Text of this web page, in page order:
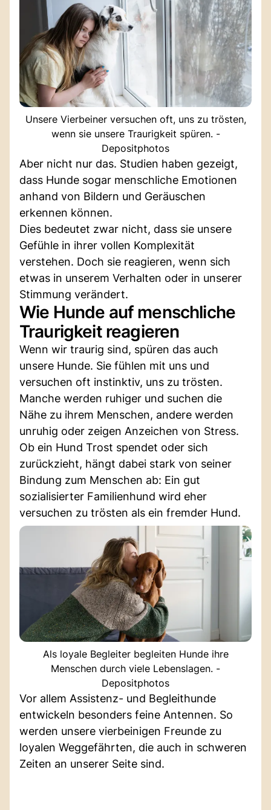
Unsere Vierbeiner versuchen oft, uns zu trösten,
wenn sie unsere Traurigkeit spüren. -
Depositphotos
Aber nicht nur das. Studien haben gezeigt,
dass Hunde sogar menschliche Emotionen
anhand von Bildern und Geräuschen
erkennen können.
Dies bedeutet zwar nicht, dass sie unsere
Gefühle in ihrer vollen Komplexität
verstehen. Doch sie reagieren, wenn sich
etwas in unserem Verhalten oder in unserer
Stimmung verändert.
Wie Hunde auf menschliche
Traurigkeit reagieren
Wenn wir traurig sind, spüren das auch
unsere Hunde. Sie fühlen mit uns und
versuchen oft instinktiv, uns zu trösten.
Manche werden ruhiger und suchen die
Nähe zu ihrem Menschen, andere werden
unruhig oder zeigen Anzeichen von Stress.
Ob ein Hund Trost spendet oder sich
zurückzieht, hängt dabei stark von seiner
Bindung zum Menschen ab: Ein gut
sozialisierter Familienhund wird eher
versuchen zu trösten als ein fremder Hund.
Als loyale Begleiter begleiten Hunde ihre
Menschen durch viele Lebenslagen. -
Depositphotos
Vor allem Assistenz- und Begleithunde
entwickeln besonders feine Antennen. So
werden unsere vierbeinigen Freunde zu
loyalen Weggefährten, die auch in schweren
Zeiten an unserer Seite sind.